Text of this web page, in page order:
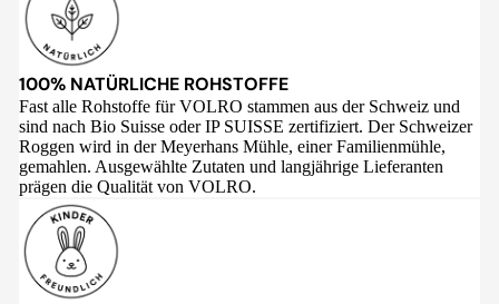
100% NATÜRLICHE ROHSTOFFE
Fast alle Rohstoffe für VOLRO stammen aus der Schweiz und
sind nach Bio Suisse oder IP SUISSE zertifiziert. Der Schweizer
Roggen wird in der Meyerhans Mühle, einer Familienmühle,
gemahlen. Ausgewählte Zutaten und langjährige Lieferanten
prägen die Qualität von VOLRO.